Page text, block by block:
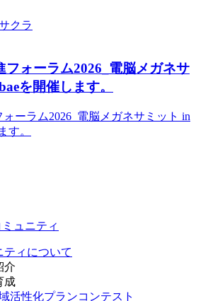
クラ
フォーラム2026_電脳メガネサ
を開催します。
ーラム2026_電脳メガネサミット in
す。
ティについて
介
成
活性化プランコンテスト